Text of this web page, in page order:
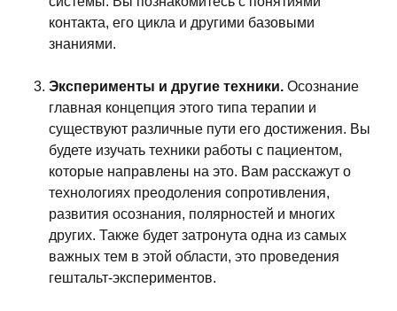
контакта, его цикла и другими базовыми
знаниями.
Эксперименты и другие техники. Осознание
главная концепция этого типа терапии и
существуют различные пути его достижения. Вы
будете изучать техники работы с пациентом,
которые направлены на это. Вам расскажут о
технологиях преодоления сопротивления,
развития осознания, полярностей и многих
других. Также будет затронута одна из самых
важных тем в этой области, это проведения
гештальт-экспериментов.